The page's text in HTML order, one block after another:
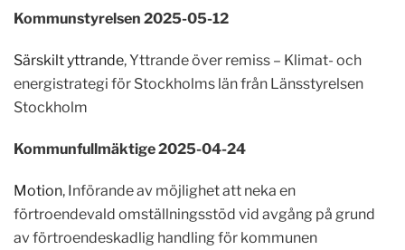
Kommunstyrelsen 2025-05-12
Särskilt yttrande, Yttrande över remiss – Klimat- och
energistrategi för Stockholms län från Länsstyrelsen
Stockholm
Kommunfullmäktige 2025-04-24
Motion, Införande av möjlighet att neka en
förtroendevald omställningsstöd vid avgång på grund
av förtroendeskadlig handling för kommunen